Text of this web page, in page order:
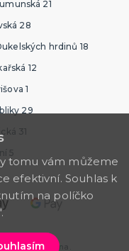
21
28
hrdinů 18
12
1
29
31
5
vyhrazena.
tomu vám můžeme
efektivní. Souhlas k
na políčko